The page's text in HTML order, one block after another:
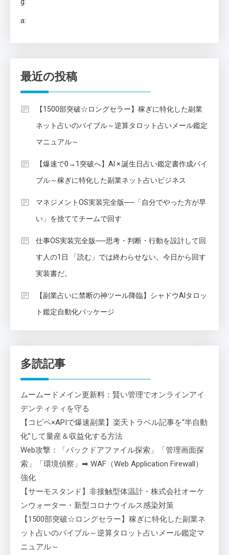
a:
最近の投稿
【1500部突破☆ロングセラー】稼ぎに特化した副業
ネット占いのバイブル～逆算タロット占いメール鑑定
マニュアル～
【爆速で0→1突破へ】AI × 誕生日占い鑑定書作成バイ
ブル～稼ぎに特化した副業ネット占いビジネス
マネジメントOS実装完全版──「自分でやった方が早
い」を捨ててチームで回す
仕事OS実装完全版──思考・判断・行動を設計して回
す人の1日 「読む」では終わらせない。今日から回す
実装書だ。
【副業占いに禁断の神ツール降臨】シャドウAIタロッ
ト鑑定自動化パッケージ
多読記事
ムームードメイン更新料：賢い管理でオンラインアイ
デンティティを守る
【コピペ×APIで爆速副業】楽天トラベル記事を“半自動
化”して量産＆収益化する方法
Web攻撃：「バックドアファイル探索」「管理画面探
索」「環境偵察」➡ WAF（Web Application Firewall）
強化
【サーモスタンド】非接触型体温計・株式会社オーケ
ンウォーター・新型コロナウイルス感染対策
【1500部突破☆ロングセラー】稼ぎに特化した副業ネ
ット占いのバイブル～逆算タロット占いメール鑑定マ
ニュアル～